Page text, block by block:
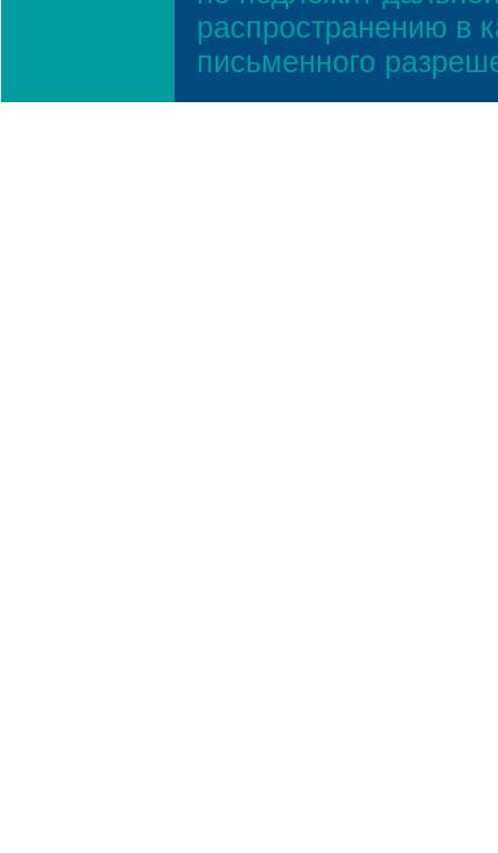
распространению в
письменного